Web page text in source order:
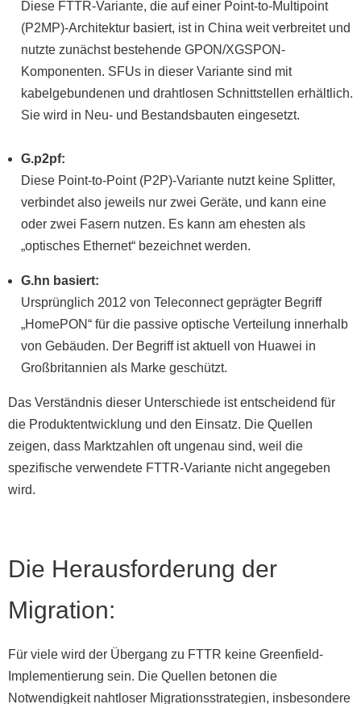
Diese FTTR-Variante, die auf einer Point-to-Multipoint
(P2MP)-Architektur basiert, ist in China weit verbreitet und
nutzte zunächst bestehende GPON/XGSPON-
Komponenten. SFUs in dieser Variante sind mit
kabelgebundenen und drahtlosen Schnittstellen erhältlich.
Sie wird in Neu- und Bestandsbauten eingesetzt.
G.p2pf:
Diese Point-to-Point (P2P)-Variante nutzt keine Splitter,
verbindet also jeweils nur zwei Geräte, und kann eine
oder zwei Fasern nutzen. Es kann am ehesten als
„optisches Ethernet“ bezeichnet werden.
G.hn basiert:
Ursprünglich 2012 von Teleconnect geprägter Begriff
„HomePON“ für die passive optische Verteilung innerhalb
von Gebäuden. Der Begriff ist aktuell von Huawei in
Großbritannien als Marke geschützt.
Das Verständnis dieser Unterschiede ist entscheidend für
die Produktentwicklung und den Einsatz. Die Quellen
zeigen, dass Marktzahlen oft ungenau sind, weil die
spezifische verwendete FTTR-Variante nicht angegeben
wird.
Die Herausforderung der
Migration:
Für viele wird der Übergang zu FTTR keine Greenfield-
Implementierung sein. Die Quellen betonen die
Notwendigkeit nahtloser Migrationsstrategien, insbesondere